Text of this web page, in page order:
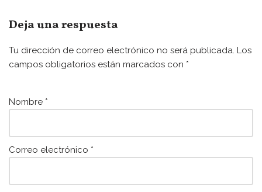
e
b
o
k
er l
s
A
p
Deja una respuesta
Tu dirección de correo electrónico no será publicada. Los
campos obligatorios están marcados con *
Nombre *
Correo electrónico *